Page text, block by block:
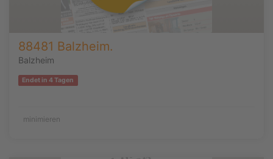
88481 Balzheim.
Balzheim
Endet in 4 Tagen
minimieren